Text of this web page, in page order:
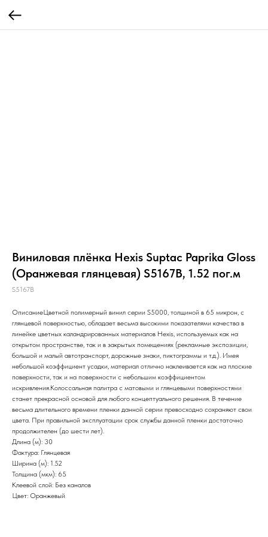
Виниловая плёнка Hexis Suptac Paprika Gloss
(Оранжевая глянцевая) S5167B, 1.52 пог.м
S5167B
ОписаниеЦветной полимерный винил серии S5000, толщиной в 65 микрон, с
глянцевой поверхностью, обладает весьма высокими показателями качества в
линейке цветных каландрированных материалов Hexis, используемых как на
открытом пространстве, так и в закрытых помещениях (рекламные экспозиции,
большой и малый автотранспорт, дорожные знаки, пиктограммы и т.д.). Имея
небольшой коэффициент усадки, материал отлично наклеивается как на плоские
поверхности, так и на поверхности с небольшим коэффициентом
искривления.Колоссальная палитра с матовыми и глянцевыми поверхностями
станет прекрасной основой для любого концептуального решения. В течение
весьма длительного времени пленки данной серии превосходно сохраняют свои
цвета. При правильной эксплуатации срок службы данной пленки достаточно
продолжителен (до шести лет).
Длина (м): 30
Фактура: Глянцевая
Ширина (м): 1.52
Толщина (мкм): 65
Клеевой слой: Без каналов
Цвет: Оранжевый